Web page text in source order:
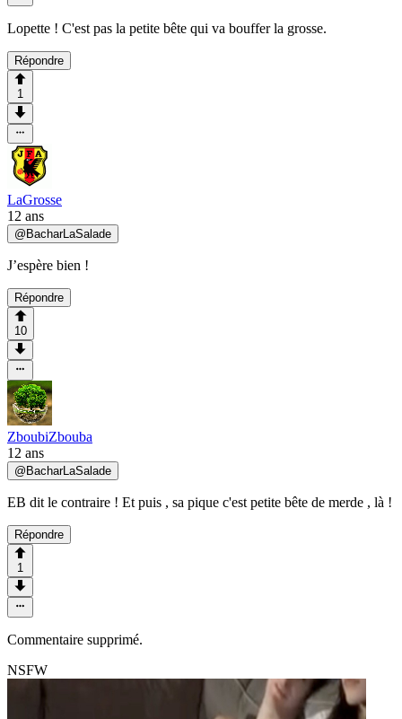
Lopette ! C'est pas la petite bête qui va bouffer la grosse.
Répondre
1
LaGrosse
12 ans
@ BacharLaSalade
J’espère bien !
Répondre
10
ZboubiZbouba
12 ans
@ BacharLaSalade
EB dit le contraire ! Et puis , sa pique c'est petite bête de merde , là !
Répondre
1
Commentaire supprimé.
NSFW